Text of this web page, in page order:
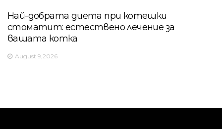
Най-добрата диета при котешки
стоматит: естествено лечение за
вашата котка
August 9,2026